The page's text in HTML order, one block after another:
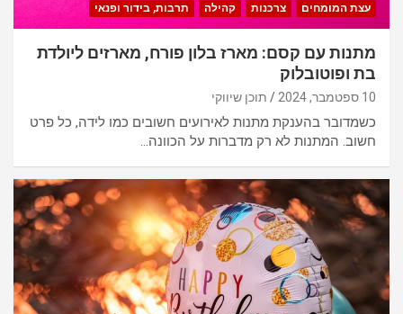
עצת המומחים צרכנות קהילה תרבות, בידור ופנאי
מתנות עם קסם: מארז בלון פורח, מארזים ליולדת
בת ופוטובלוק
10 ספטמבר, 2024 תוכן שיווקי
כשמדובר בהענקת מתנות לאירועים חשובים כמו לידה, כל פרט
חשוב. המתנות לא רק מדברות על הכוונה…